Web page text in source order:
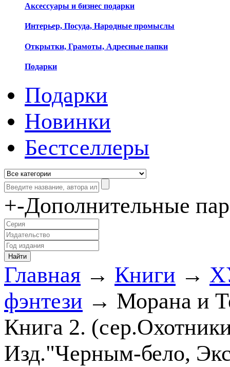
Аксессуары и бизнес подарки
Интерьер, Посуда, Народные промыслы
Открытки, Грамоты, Адресные папки
Подарки
Подарки
Новинки
Бестселлеры
+-Дополнительные
Главная → Книги →
фэнтези → Морана и
Книга 2.
Изд."Черным-бело,